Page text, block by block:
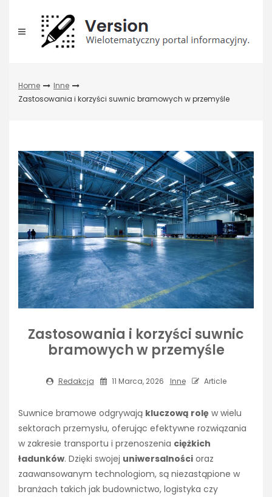
content
Home
Inne
Zastosowania i korzyści suwnic bramowych w przemyśle
Zastosowania i korzyści suwnic
bramowych w przemyśle
Redakcja 11 Marca, 2026 Inne Article
Suwnice bramowe odgrywają kluczową rolę w wielu
sektorach przemysłu, oferując efektywne rozwiązania
w zakresie transportu i przenoszenia ciężkich
ładunków. Dzięki swojej uniwersalności oraz
zaawansowanym technologiom, są niezastąpione w
branżach takich jak budownictwo, logistyka czy